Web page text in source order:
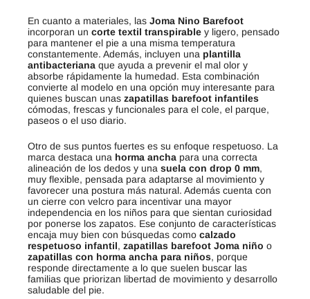
En cuanto a materiales, las Joma Nino Barefoot
incorporan un corte textil transpirable y ligero, pensado
para mantener el pie a una misma temperatura
constantemente. Además, incluyen una plantilla
antibacteriana que ayuda a prevenir el mal olor y
absorbe rápidamente la humedad. Esta combinación
convierte al modelo en una opción muy interesante para
quienes buscan unas zapatillas barefoot infantiles
cómodas, frescas y funcionales para el cole, el parque,
paseos o el uso diario.
Otro de sus puntos fuertes es su enfoque respetuoso. La
marca destaca una horma ancha para una correcta
alineación de los dedos y una suela con drop 0 mm,
muy flexible, pensada para adaptarse al movimiento y
favorecer una postura más natural. Además cuenta con
un cierre con velcro para incentivar una mayor
independencia en los niños para que sientan curiosidad
por ponerse los zapatos. Ese conjunto de características
encaja muy bien con búsquedas como calzado
respetuoso infantil, zapatillas barefoot Joma niño o
zapatillas con horma ancha para niños, porque
responde directamente a lo que suelen buscar las
familias que priorizan libertad de movimiento y desarrollo
saludable del pie.